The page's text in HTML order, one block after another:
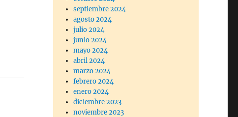
septiembre 2024
agosto 2024
julio 2024
junio 2024
mayo 2024
abril 2024
marzo 2024
febrero 2024
enero 2024
diciembre 2023
noviembre 2023